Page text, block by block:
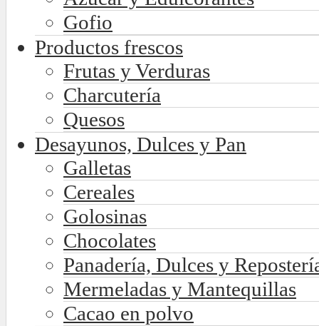
Gofio
Productos frescos
Frutas y Verduras
Charcutería
Quesos
Desayunos, Dulces y Pan
Galletas
Cereales
Golosinas
Chocolates
Panadería, Dulces y
Mermeladas y Mantequillas
Cacao en polvo